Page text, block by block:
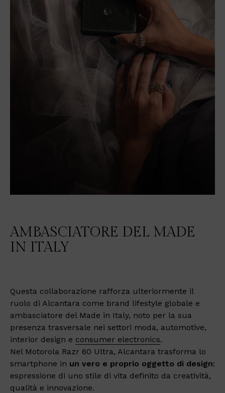
AMBASCIATORE DEL MADE
IN ITALY
Questa collaborazione rafforza ulteriormente il
ruolo di Alcantara come brand lifestyle globale e
ambasciatore del Made in Italy, noto per la sua
presenza trasversale nei settori moda, automotive,
interior design e consumer electronics.
Nel Motorola Razr 60 Ultra, Alcantara trasforma lo
smartphone in un vero e proprio oggetto di design:
espressione di uno stile di vita definito da creatività,
qualità e innovazione.